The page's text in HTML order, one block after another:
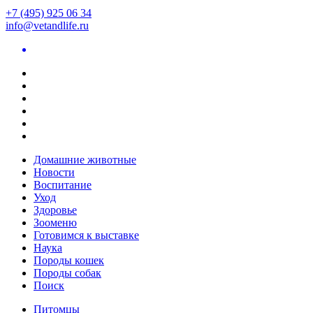
+7 (495) 925 06 34
info@vetandlife.ru
Домашние животные
Новости
Воспитание
Уход
Здоровье
Зооменю
Готовимся к выставке
Наука
Породы кошек
Породы собак
Поиск
Питомцы